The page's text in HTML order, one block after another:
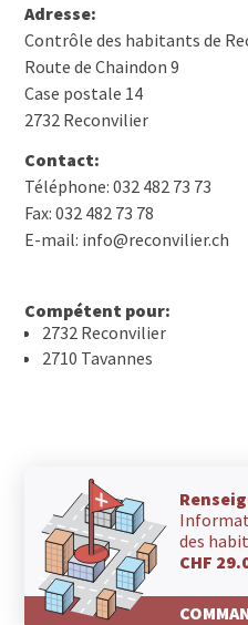
Adresse:
Contrôle des habitants de
Route de Chaindon 9
Case postale 14
2732 Reconvilier
Contact:
Téléphone: 032 482 73 73
Fax: 032 482 73 78
E-mail: info@reconvilier.ch
Compétent pour:
2732 Reconvilier
2710 Tavannes
des
CHF